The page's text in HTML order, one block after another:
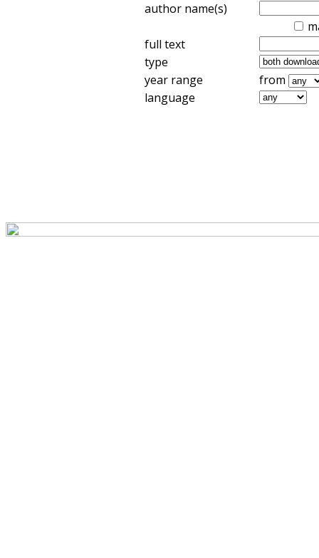
author name(s)
full text
type
year range
from
language